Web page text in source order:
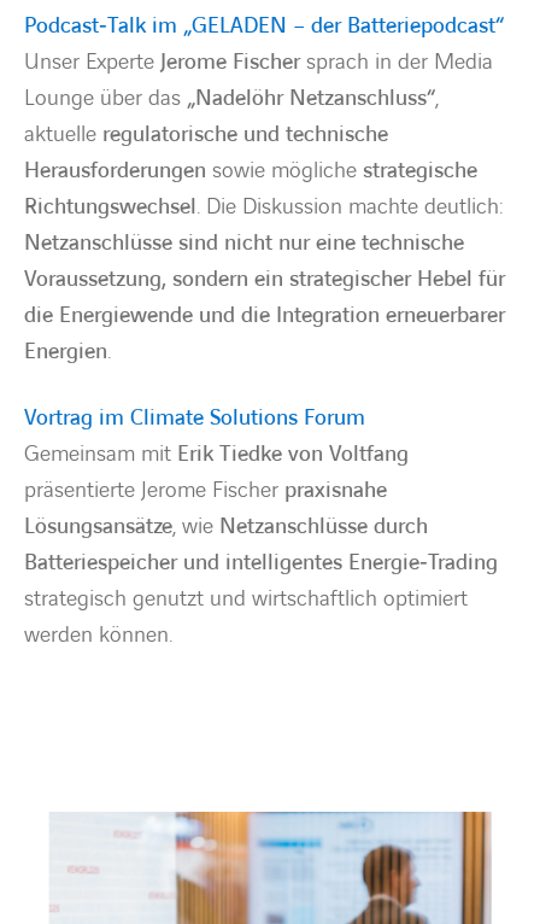
Podcast‑Talk im „GELADEN – der Batteriepodcast“
Unser Experte Jerome Fischersprach in der Media
Lounge über das „Nadelöhr Netzanschluss“,
aktuelle regulatorische und technische
Herausforderungen sowie mögliche strategische
Richtungswechsel. Die Diskussion machte deutlich:
Netzanschlüsse sind nicht nur eine technische
Voraussetzung, sondern ein strategischer Hebel für
die Energiewende und die Integration erneuerbarer
Energien.
Vortrag im Climate Solutions Forum
Gemeinsam mit Erik Tiedke von Voltfang
präsentierte Jerome Fischer praxisnahe
Lösungsansätze, wie Netzanschlüsse durch
Batteriespeicher und intelligentes Energie‑Trading
strategisch genutzt und wirtschaftlich optimiert
werden können.